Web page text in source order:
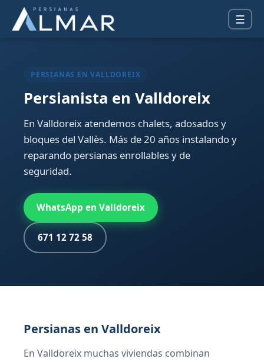
☰
PERSIANAS EN VALLDOREIX
Persianista en Valldoreix
En Valldoreix atendemos chalets, adosados y
bloques del Vallès. Más de 20 años instalando y
reparando persianas enrollables y de
seguridad.
WhatsApp en Valldoreix
671 12 72 58
Persianas en Valldoreix
En Valldoreix muchas viviendas combinan